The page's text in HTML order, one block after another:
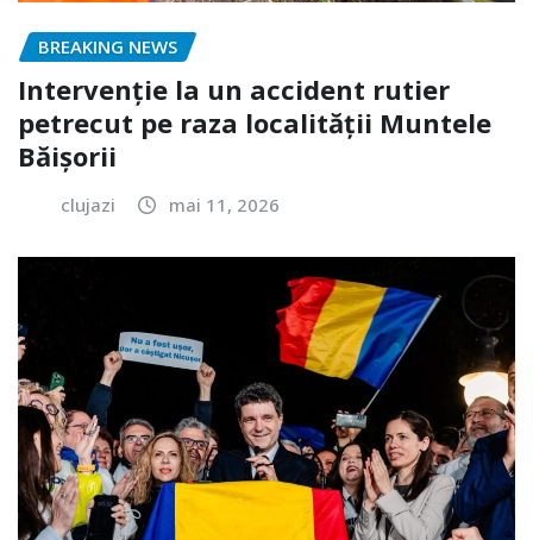
BREAKING NEWS
Intervenție la un accident rutier
petrecut pe raza localității Muntele
Băișorii
clujazi mai 11, 2026